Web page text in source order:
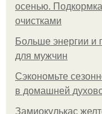
осенью.
очистками
Больше энергии и
для мужчин
Сэкономьте
в домашней
Замиокулькас